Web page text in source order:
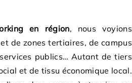
en région, nous voyions
de zones tertiaires, de campus
publics… Autant de tiers
et de tissu économique local.